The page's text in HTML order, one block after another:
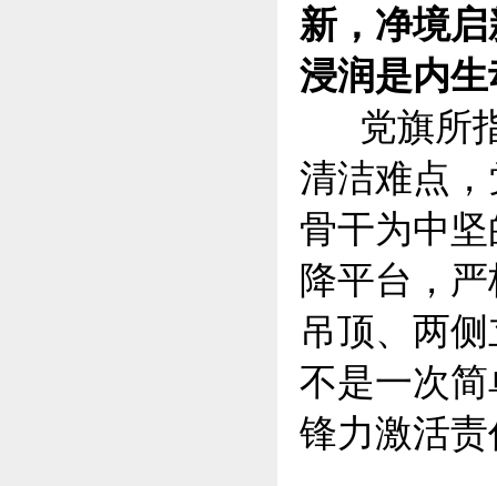
新，净境启
浸润是内
党旗所指
清洁难点
骨干为中
降平台，
吊顶、两
不是一次
锋力激活